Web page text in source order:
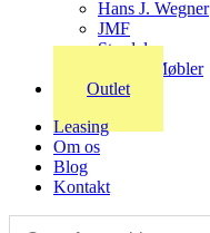
Hans J. Wegner
JMF
Stordal
Stouby Møbler
Outlet
Leasing
Om os
Blog
Kontakt